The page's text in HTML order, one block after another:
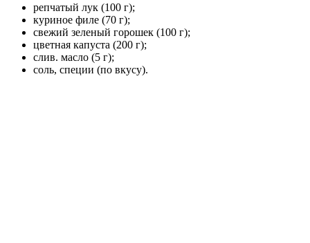
репчатый лук (100 г);
куриное филе (70 г);
свежий зеленый горошек (100 г);
цветная капуста (200 г);
слив. масло (5 г);
соль, специи (по вкусу).